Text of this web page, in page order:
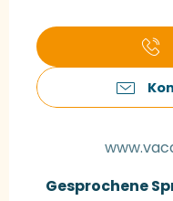
Gesprochene
Gesprochene